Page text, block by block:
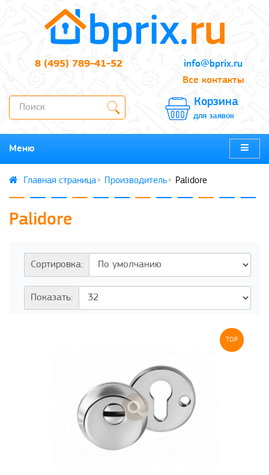
8 (495) 789-41-52
info@bprix.ru
Все контакты
Корзина
для заявок
Меню
Производитель Palidore
Palidore
Сортировка:
Показать:
TOP